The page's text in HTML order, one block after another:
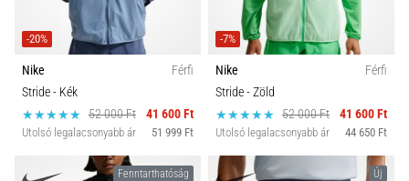
-20%
Nike
Férfi
Stride- Kék
52 000 Ft
41 600 Ft
Utolsó legalacsonyabb ár 51 999 Ft
-7%
Nike
Férfi
Stride- Zöld
52 000 Ft
41 600 Ft
Utolsó legalacsonyabb ár 44 650 Ft
Fenntarthatóság Új